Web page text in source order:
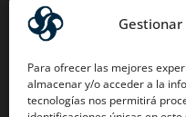
Para ofrecer las mejores
almacenar y/o acceder a la
tecnologías nos permitirá
Casos de éxito
Blog de Marketing